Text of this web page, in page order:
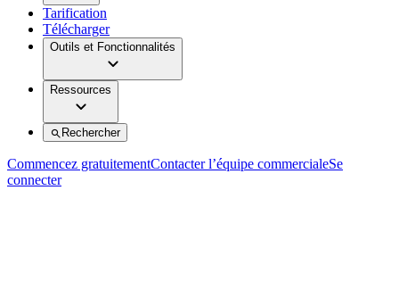
Tarification
Télécharger
Outils et Fonctionnalités
Ressources
Rechercher
Commencez gratuitementContacter l’équipe commercialeSe
connecter